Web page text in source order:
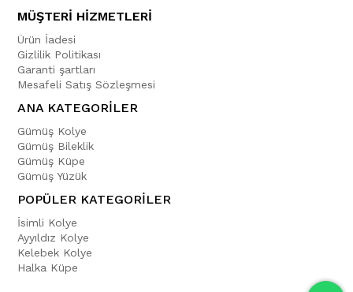
MÜŞTERİ HİZMETLERİ
Ürün İadesi
Gizlilik Politikası
Garanti şartları
Mesafeli Satış Sözleşmesi
ANA KATEGORİLER
Gümüş Kolye
Gümüş Bileklik
Gümüş Küpe
Gümüş Yüzük
POPÜLER KATEGORİLER
İsimli Kolye
Ayyıldız Kolye
Kelebek Kolye
Halka Küpe